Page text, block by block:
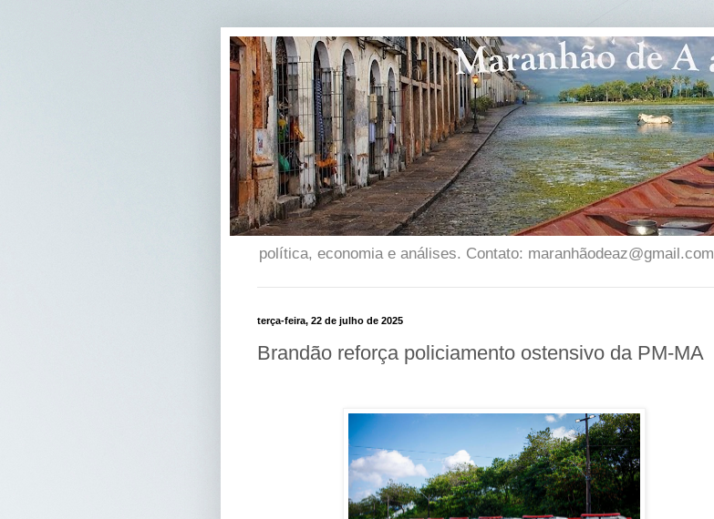
política, economia e análises. Contato: maranhãodeaz@gmail.com
terça-feira, 22 de julho de 2025
Brandão reforça policiamento ostensivo da PM-MA